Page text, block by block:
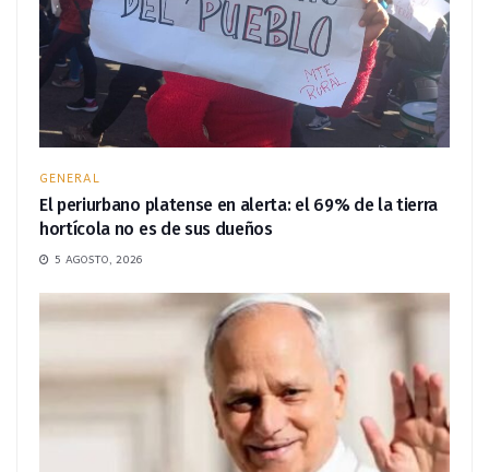
GENERAL
El periurbano platense en alerta: el 69% de la tierra
hortícola no es de sus dueños
5 AGOSTO, 2026